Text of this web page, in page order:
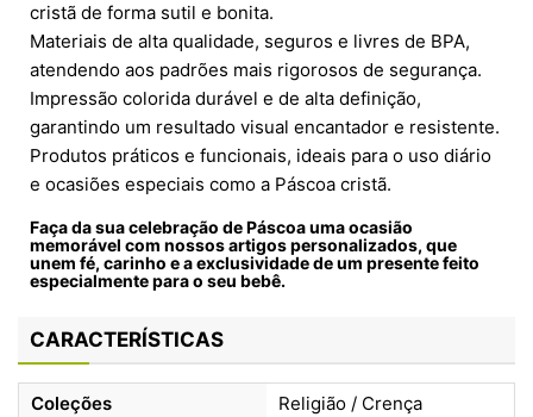
cristã de forma sutil e bonita.
Materiais de alta qualidade, seguros e livres de BPA,
atendendo aos padrões mais rigorosos de segurança.
Impressão colorida durável e de alta definição,
garantindo um resultado visual encantador e resistente.
Produtos práticos e funcionais, ideais para o uso diário
e ocasiões especiais como a Páscoa cristã.
Faça da sua celebração de Páscoa uma ocasião
memorável com nossos artigos personalizados, que
unem fé, carinho e a exclusividade de um presente feito
especialmente para o seu bebê.
CARACTERÍSTICAS
Coleções Religião / Crença